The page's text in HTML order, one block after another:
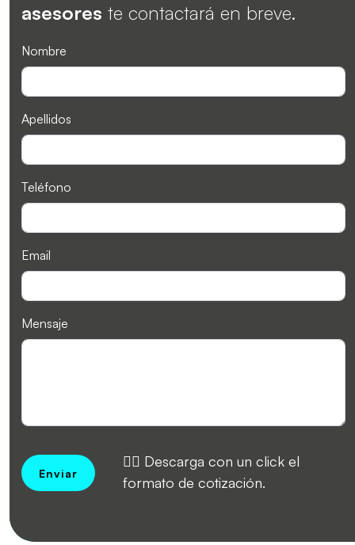
asesores te contactará en breve.
Nombre
Apellidos
Teléfono
Email
Mensaje
Enviar
👉🏻 Descarga con un click el
formato de cotización.